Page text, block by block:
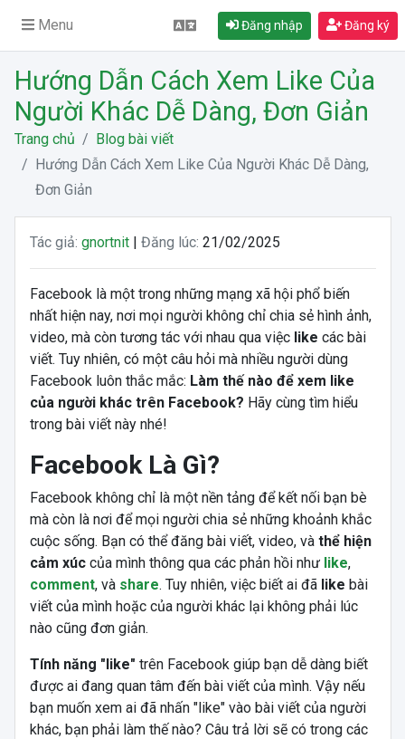
Menu Đăng nhập Đăng ký
Hướng Dẫn Cách Xem Like Của
Người Khác Dễ Dàng, Đơn Giản
Trang chủ
Blog bài viết
Hướng Dẫn Cách Xem Like Của Người Khác Dễ Dàng,
Đơn Giản
Tác giả: gnortnit| Đăng lúc: 21/02/2025
Facebook là một trong những mạng xã hội phổ biến
nhất hiện nay, nơi mọi người không chỉ chia sẻ hình ảnh,
video, mà còn tương tác với nhau qua việc like các bài
viết. Tuy nhiên, có một câu hỏi mà nhiều người dùng
Facebook luôn thắc mắc: Làm thế nào để xem like
của người khác trên Facebook? Hãy cùng tìm hiểu
trong bài viết này nhé!
Facebook Là Gì?
Facebook không chỉ là một nền tảng để kết nối bạn bè
mà còn là nơi để mọi người chia sẻ những khoảnh khắc
cuộc sống. Bạn có thể đăng bài viết, video, và thể hiện
cảm xúccủa mình thông qua các phản hồi như like,
comment, và share. Tuy nhiên, việc biết ai đã like bài
viết của mình hoặc của người khác lại không phải lúc
nào cũng đơn giản.
Tính năng "like" trên Facebook giúp bạn dễ dàng biết
được ai đang quan tâm đến bài viết của mình. Vậy nếu
bạn muốn xem ai đã nhấn "like" vào bài viết của người
khác, bạn phải làm thế nào? Câu trả lời sẽ có trong các